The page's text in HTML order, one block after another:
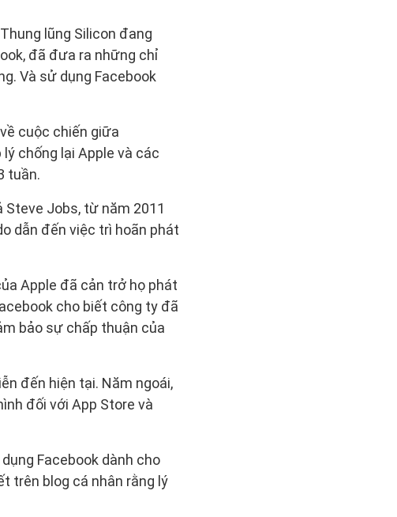
lũng Silicon đang
đã đưa ra những chỉ
Và sử dụng Facebook
cuộc chiến giữa
chống lại Apple và các
tuần.
Jobs, từ năm 2011
dẫn đến việc trì hoãn phát
Apple đã cản trở họ phát
cho biết công ty đã
bảo sự chấp thuận của
đến hiện tại. Năm ngoái,
đối với App Store và
Facebook dành cho
trên blog cá nhân rằng lý